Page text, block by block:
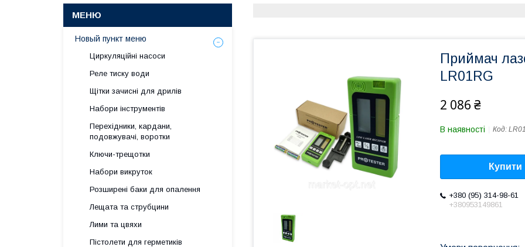
Приймач
LR01RG
2 086 ₴
В наявності Код:
Купити
+380 (95) 314-98-61
+380953149861
Новый пункт меню
Циркуляційні насоси
Реле тиску води
Щітки зачисні для дрилів
Набори інструментів
Перехідники, кардани,
подовжувачі, воротки
Ключи-трещотки
Набори викруток
Розширені баки для опалення
Лещата та струбцини
Лими та цвяхи
Пістолети для герметиків